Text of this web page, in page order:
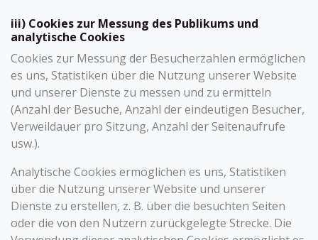
iii) Cookies zur Messung des Publikums und
analytische Cookies
Cookies zur Messung der Besucherzahlen ermöglichen
es uns, Statistiken über die Nutzung unserer Website
und unserer Dienste zu messen und zu ermitteln
(Anzahl der Besuche, Anzahl der eindeutigen Besucher,
Verweildauer pro Sitzung, Anzahl der Seitenaufrufe
usw.).
Analytische Cookies ermöglichen es uns, Statistiken
über die Nutzung unserer Website und unserer
Dienste zu erstellen, z. B. über die besuchten Seiten
oder die von den Nutzern zurückgelegte Strecke. Die